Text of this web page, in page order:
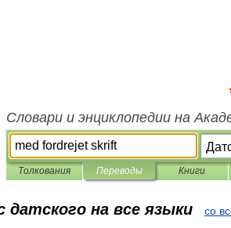
Словари и энциклопедии на
Толкования Переводы Книги
датского на все языки со